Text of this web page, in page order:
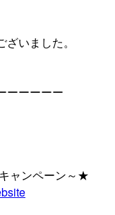
いました。
ーーーー
ャンペーン～★